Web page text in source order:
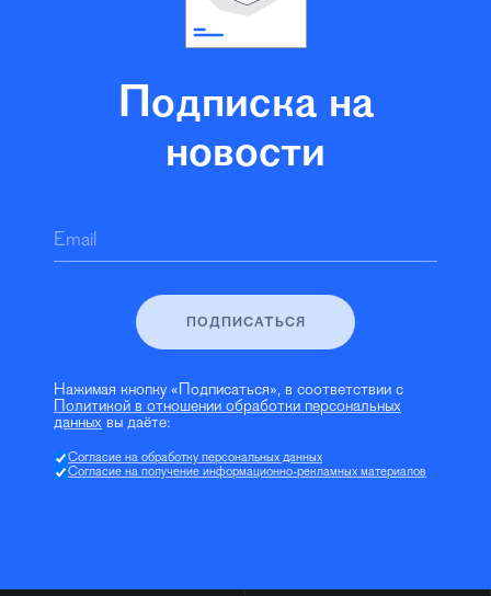
Подписка на
новости
Email
ПОДПИСАТЬСЯ
Нажимая кнопку «Подписаться», в соответствии с
Политикой в отношении обработки персональных
данных вы даёте:
Согласие на обработку персональных данных
Согласие на получение информационно-рекламных материалов